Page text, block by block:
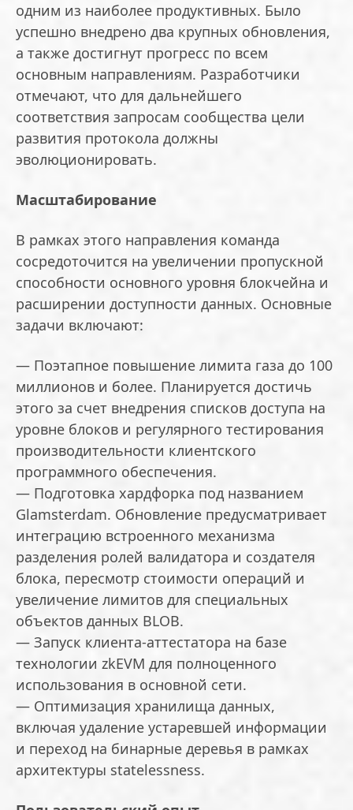
одним из наиболее продуктивных. Было
успешно внедрено два крупных обновления,
а также достигнут прогресс по всем
основным направлениям. Разработчики
отмечают, что для дальнейшего
соответствия запросам сообщества цели
развития протокола должны
эволюционировать.
Масштабирование
В рамках этого направления команда
сосредоточится на увеличении пропускной
способности основного уровня блокчейна и
расширении доступности данных. Основные
задачи включают:
— Поэтапное повышение лимита газа до 100
миллионов и более. Планируется достичь
этого за счет внедрения списков доступа на
уровне блоков и регулярного тестирования
производительности клиентского
программного обеспечения.
— Подготовка хардфорка под названием
Glamsterdam. Обновление предусматривает
интеграцию встроенного механизма
разделения ролей валидатора и создателя
блока, пересмотр стоимости операций и
увеличение лимитов для специальных
объектов данных BLOB.
— Запуск клиента-аттестатора на базе
технологии zkEVM для полноценного
использования в основной сети.
— Оптимизация хранилища данных,
включая удаление устаревшей информации
и переход на бинарные деревья в рамках
архитектуры statelessness.